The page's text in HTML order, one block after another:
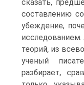
сказать,
составлению
убеждение,
исследованием.
теорий, из
ученый
разбирает,